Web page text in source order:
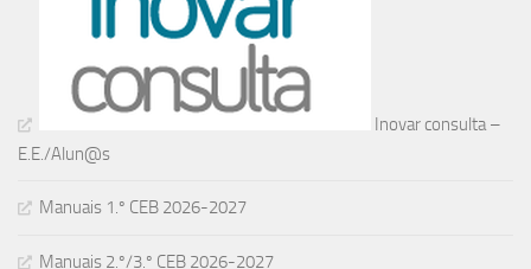
Inovar consulta –
E.E./Alun@s
Manuais 1.º CEB 2026-2027
Manuais 2.º/3.º CEB 2026-2027